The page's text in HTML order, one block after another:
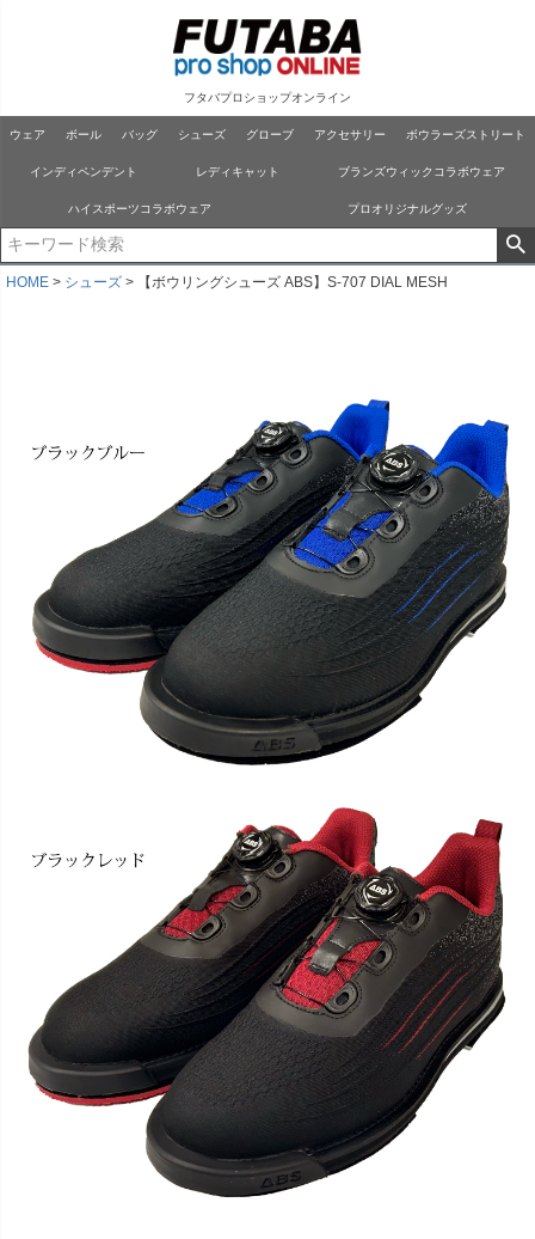
フタバプロショップオンライン
ウェア ボール バッグ シューズ グローブ アクセサリー ボウラーズストリート
インディペンデント レディキャット ブランズウィックコラボウェア
ハイスポーツコラボウェア プロオリジナルグッズ
HOME シューズ 【ボウリングシューズ ABS】S-707 DIAL MESH